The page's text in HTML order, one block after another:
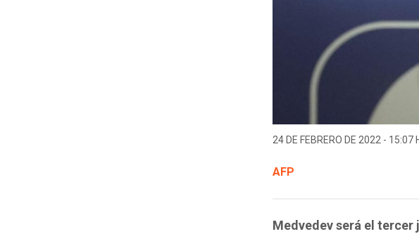
24 DE FEBRERO DE 2022 - 15:07
AFP
Medvedev será el tercer